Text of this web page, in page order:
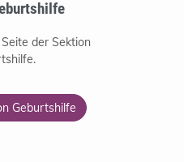
der Sektion
Geburtshilfe